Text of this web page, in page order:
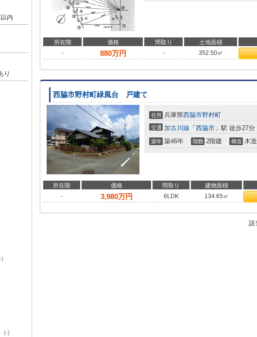
所在階 価格 間取り 土地面積
-
880万円 - 352.50㎡
西脇市野村町緑風台 戸建て
住所 兵庫県西脇市野村町
交通 加古川線 「 西脇市 」駅 徒歩27分
築年 築46年 階数 2階建 構造 木造
所在階 価格 間取り 建物面積
-
3,980万円 6LDK 134.65㎡
該
内
り
)
(-)